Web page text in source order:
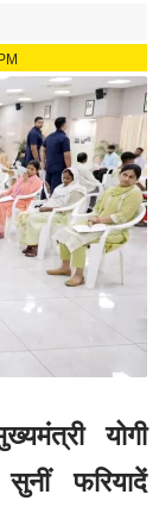
योगी
फरियादें